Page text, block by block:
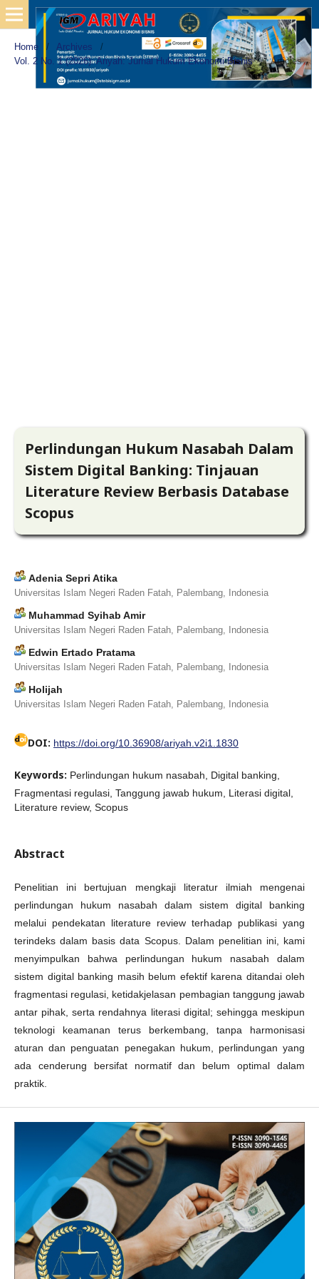
Home / Archives
/
Vol. 2 No. 1 (2026): Ariyah: Jurnal Hukum Ekonomi Bisnis
/ Articles
Perlindungan Hukum Nasabah Dalam
Sistem Digital Banking: Tinjauan
Literature Review Berbasis Database
Scopus
Adenia Sepri Atika
Universitas Islam Negeri Raden Fatah, Palembang, Indonesia
Muhammad Syihab Amir
Universitas Islam Negeri Raden Fatah, Palembang, Indonesia
Edwin Ertado Pratama
Universitas Islam Negeri Raden Fatah, Palembang, Indonesia
Holijah
Universitas Islam Negeri Raden Fatah, Palembang, Indonesia
DOI: https://doi.org/10.36908/ariyah.v2i1.1830
Keywords: Perlindungan hukum nasabah, Digital banking,
Fragmentasi regulasi, Tanggung jawab hukum, Literasi digital,
Literature review, Scopus
Abstract
Penelitian ini bertujuan mengkaji literatur ilmiah mengenai
perlindungan hukum nasabah dalam sistem digital banking
melalui pendekatan literature review terhadap publikasi yang
terindeks dalam basis data Scopus. Dalam penelitian ini, kami
menyimpulkan bahwa perlindungan hukum nasabah dalam
sistem digital banking masih belum efektif karena ditandai oleh
fragmentasi regulasi, ketidakjelasan pembagian tanggung jawab
antar pihak, serta rendahnya literasi digital; sehingga meskipun
teknologi keamanan terus berkembang, tanpa harmonisasi
aturan dan penguatan penegakan hukum, perlindungan yang
ada cenderung bersifat normatif dan belum optimal dalam
praktik.